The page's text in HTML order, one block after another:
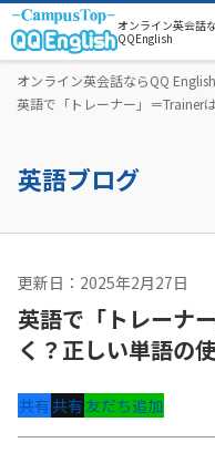
オンライン英会話
QQEnglish
オンライン英会話ならQQ English
英語で「トレーナー」＝Trainer
英語ブログ
更新日：2025年2月27日
英語で「トレーナ
く？正しい単語の
共有共有友だち追加